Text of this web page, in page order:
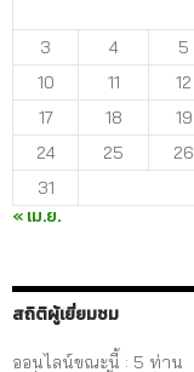
3
4 5
10
11 12
17
18 19
24
25 26
31
« เม.ย.
สถิติผู้เยี่ยมชม
ออนไลน์ขณะนี้ : 5 ท่าน